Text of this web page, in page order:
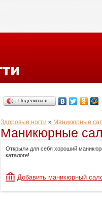
Поделиться…
Здоровые ногти » Маникюрные
Маникюрные
Открыли для себя хороший
каталоге!
Добавить маникюрный